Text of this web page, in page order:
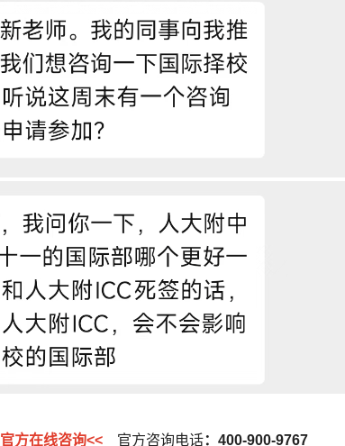
方在线咨询<<官方咨询电话：400-900-9767